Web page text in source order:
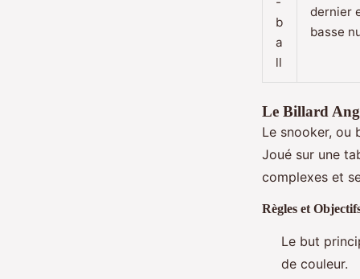
b
a
ll
dernier
basse
Le Billard
Le snooker, ou
Joué sur une
complexes et
Règles et
Le but
de couleur.